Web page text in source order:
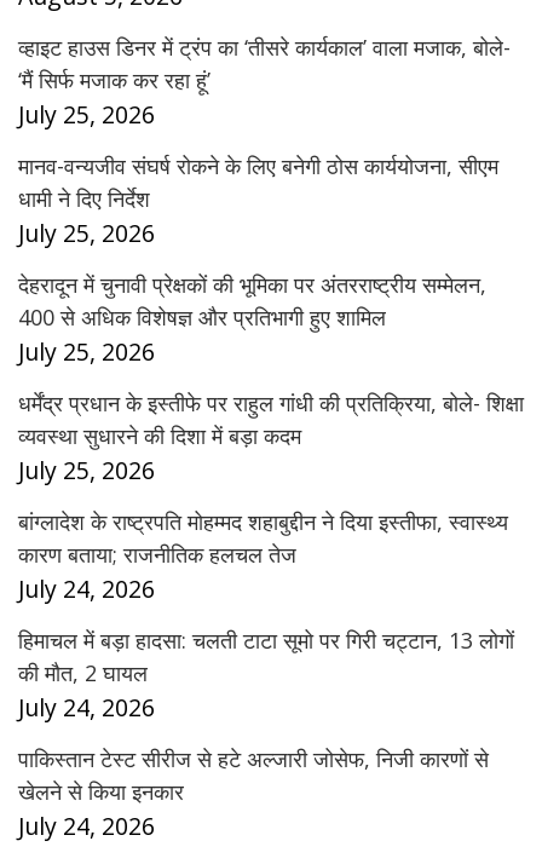
व्हाइट हाउस डिनर में ट्रंप का ‘तीसरे कार्यकाल’ वाला मजाक, बोले-
‘मैं सिर्फ मजाक कर रहा हूं’
July 25, 2026
मानव-वन्यजीव संघर्ष रोकने के लिए बनेगी ठोस कार्ययोजना, सीएम
धामी ने दिए निर्देश
July 25, 2026
देहरादून में चुनावी प्रेक्षकों की भूमिका पर अंतरराष्ट्रीय सम्मेलन,
400 से अधिक विशेषज्ञ और प्रतिभागी हुए शामिल
July 25, 2026
धर्मेंद्र प्रधान के इस्तीफे पर राहुल गांधी की प्रतिक्रिया, बोले- शिक्षा
व्यवस्था सुधारने की दिशा में बड़ा कदम
July 25, 2026
बांग्लादेश के राष्ट्रपति मोहम्मद शहाबुद्दीन ने दिया इस्तीफा, स्वास्थ्य
कारण बताया; राजनीतिक हलचल तेज
July 24, 2026
हिमाचल में बड़ा हादसा: चलती टाटा सूमो पर गिरी चट्टान, 13 लोगों
की मौत, 2 घायल
July 24, 2026
पाकिस्तान टेस्ट सीरीज से हटे अल्जारी जोसेफ, निजी कारणों से
खेलने से किया इनकार
July 24, 2026